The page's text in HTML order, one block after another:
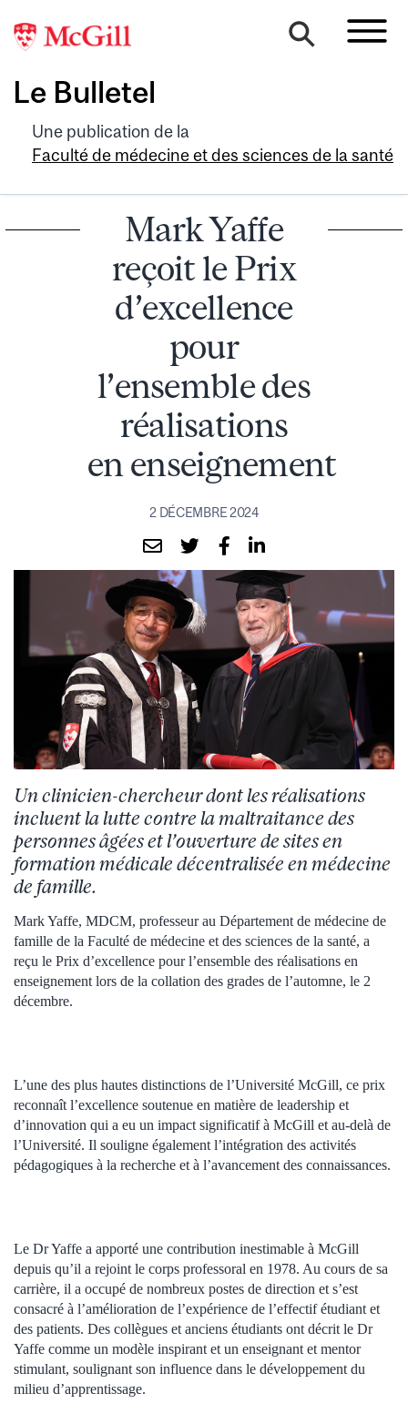
Le Bulletel
Une publication de la
Faculté de médecine et des sciences de la santé
Mark Yaffe
reçoit le Prix
d’excellence
pour
l’ensemble des
réalisations
en enseignement
2 DÉCEMBRE 2024
Un clinicien-chercheur dont les réalisations
incluent la lutte contre la maltraitance des
personnes âgées et l’ouverture de sites en
formation médicale décentralisée en médecine
de famille.
Mark Yaffe, MDCM, professeur au Département de médecine de
famille de la Faculté de médecine et des sciences de la santé, a
reçu le Prix d’excellence pour l’ensemble des réalisations en
enseignement lors de la collation des grades de l’automne, le 2
décembre.
L’une des plus hautes distinctions de l’Université McGill, ce prix
reconnaît l’excellence soutenue en matière de leadership et
d’innovation qui a eu un impact significatif à McGill et au-delà de
l’Université. Il souligne également l’intégration des activités
pédagogiques à la recherche et à l’avancement des connaissances.
Le Dr Yaffe a apporté une contribution inestimable à McGill
depuis qu’il a rejoint le corps professoral en 1978. Au cours de sa
carrière, il a occupé de nombreux postes de direction et s’est
consacré à l’amélioration de l’expérience de l’effectif étudiant et
des patients. Des collègues et anciens étudiants ont décrit le Dr
Yaffe comme un modèle inspirant et un enseignant et mentor
stimulant, soulignant son influence dans le développement du
milieu d’apprentissage.